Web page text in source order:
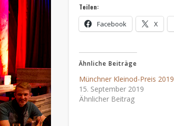
Teilen:
Facebook X
Ähnliche Beiträge
Münchner Kleinod-Preis 2019
15. September 2019
Ähnlicher Beitrag